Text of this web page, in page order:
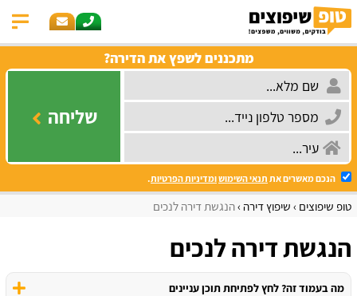
מתכננים לשפץ את הדירה?
שליחה
הנכם מאשרים את תנאי השימושומדיניות הפרטיות.
טופ שיפוצים שיפוץ דירה הנגשת דירה לנכים
הנגשת דירה לנכים
מה בעמוד זה? לחץ לפתיחת תוכן עניינים